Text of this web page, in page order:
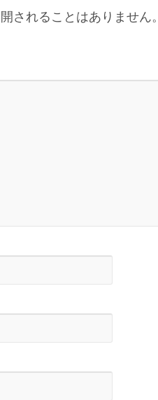
されることはありません。